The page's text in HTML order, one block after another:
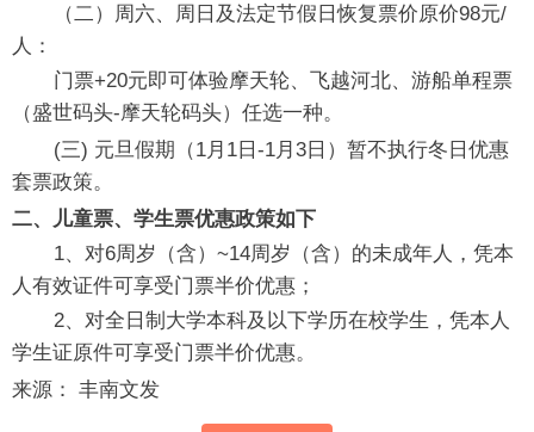
（二）周六、周日及法定节假日恢复票价原价98元/
人：
门票+20元即可体验摩天轮、飞越河北、游船单程票
（盛世码头-摩天轮码头）任选一种。
(三) 元旦假期（1月1日-1月3日）暂不执行冬日优惠
套票政策。
二、儿童票、学生票优惠政策如下
1、对6周岁（含）~14周岁（含）的未成年人，凭本
人有效证件可享受门票半价优惠；
2、对全日制大学本科及以下学历在校学生，凭本人
学生证原件可享受门票半价优惠。
来源： 丰南文发